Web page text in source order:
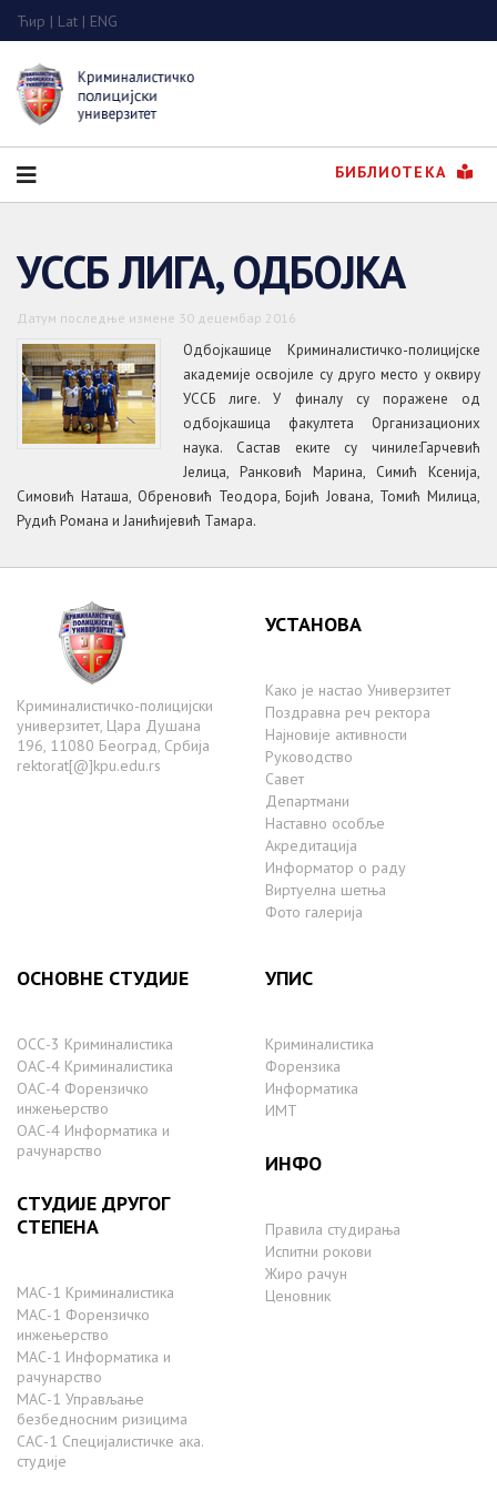
Ћир | Lat | ENG
БИБЛИОТЕКА
УССБ ЛИГА, ОДБОЈКА
Датум последње измене 30 децембар 2016
Одбојкашице Криминалистичко-полицијске
академије освојиле су друго место у оквиру
УССБ лиге. У финалу су поражене од
одбојкашица факултета Организационих
наука. Састав еките су чиниле:Гарчевић
Јелица, Ранковић Марина, Симић Ксенија,
Симовић Наташа, Обреновић Теодора, Бојић Јована, Томић Милица,
Рудић Романа и Јанићијевић Тамара.
Криминалистичко-полицијски
универзитет, Цара Душана
196, 11080 Београд, Србија
rektorat[@]kpu.edu.rs
УСТАНОВА
Како је настаo Универзитет
Поздравна реч ректора
Најновије активности
Руководство
Савет
Департмани
Наставно особље
Акредитација
Информатор о раду
Виртуелна шетња
Фото галерија
ОСНОВНЕ СТУДИЈЕ
ОСС-3 Криминалистика
ОАС-4 Криминалистика
ОАС-4 Форензичко
инжењерство
ОАС-4 Информатика и
рачунарство
СТУДИЈЕ ДРУГОГ
СТЕПЕНА
МАС-1 Криминалистика
МАС-1 Форензичко
инжењерство
МАС-1 Информатика и
рачунарство
MAС-1 Управљање
безбедносним ризицима
САС-1 Специјалистичке ака.
студије
УПИС
Криминалистика
Форензика
Информатика
ИМТ
ИНФО
Правила студирања
Испитни рокови
Жиро рачун
Ценовник